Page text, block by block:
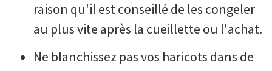
raison qu'il est conseillé de les congeler
au plus vite après la cueillette ou l'achat.
Ne blanchissez pas vos haricots dans de